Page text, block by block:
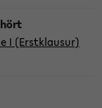
I (Erstklausur)